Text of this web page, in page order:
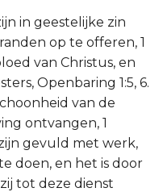
in geestelijke zin
op te offeren, 1
van Christus, en
Openbaring 1:5, 6.
van de
ontvangen, 1
gevuld met werk,
doen, en het is door
tot deze dienst